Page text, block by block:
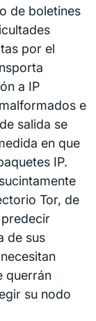
de boletines
por el
a IP
e
salida se
en que
IP.
Tor, de
de sus
querrán
su nodo